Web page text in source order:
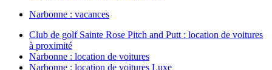
Narbonne : vacances
Club de golf Sainte Rose Pitch and Putt : location de voitures
à proximité
Narbonne : location de voitures
Narbonne : location de voitures Luxe